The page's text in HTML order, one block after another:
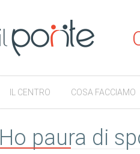
IL CENTRO COSA FACCIAMO
Ho paura di